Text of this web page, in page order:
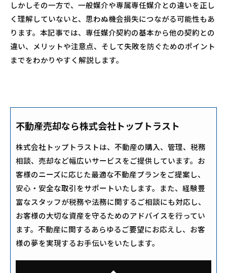
しかしその一方で、一般媒介や専属専任媒介との違いを正し
く理解していないと、思わぬ機会損失につながる可能性もあ
ります。本記事では、専任媒介契約の基本から他の契約との
違い、メリットや注意点、そして失敗を防ぐためのポイント
までをわかりやすく解説します。
不動産売却なら株式会社トップトラスト
株式会社トップトラストは、不動産の購入、管理、税務
相談、売却など幅広いサービスをご提供しています。お
客様のニーズに応じた最適な不動産プランをご提案し、
安心・安全な取引をサポートいたします。また、経験豊
富なスタッフが税務や法務に関するご相談にも対応し、
お客様の大切な資産を守るためのアドバイスを行ってい
ます。不動産に関するあらゆるご要望にお応えし、お客
様の夢を実現するお手伝いをいたします。